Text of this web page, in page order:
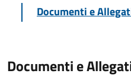
Documenti e
Documenti e